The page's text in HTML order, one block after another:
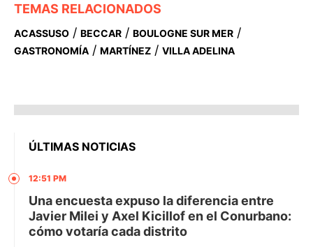
TEMAS RELACIONADOS
ACASSUSO / BECCAR / BOULOGNE SUR MER /
GASTRONOMÍA / MARTÍNEZ / VILLA ADELINA
ÚLTIMAS NOTICIAS
12:51 PM
Una encuesta expuso la diferencia entre
Javier Milei y Axel Kicillof en el Conurbano:
cómo votaría cada distrito